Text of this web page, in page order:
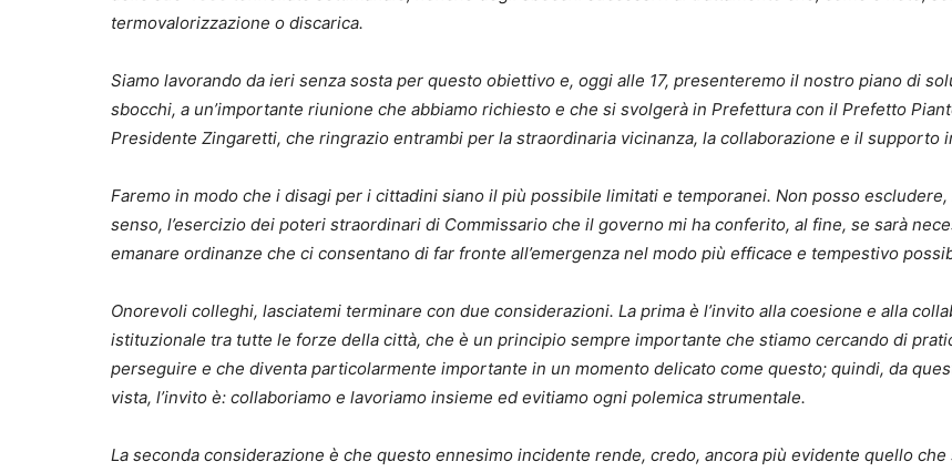
termovalorizzazione o discarica.
Siamo lavorando da ieri senza sosta per questo obiettivo e, oggi alle 17, presenteremo il nostro piano di
sbocchi, a un’importante riunione che abbiamo richiesto e che si svolgerà in Prefettura con il Prefetto
Presidente Zingaretti, che ringrazio entrambi per la straordinaria vicinanza, la collaborazione e il supporto
Faremo in modo che i disagi per i cittadini siano il più possibile limitati e temporanei. Non posso
senso, l’esercizio dei poteri straordinari di Commissario che il governo mi ha conferito, al fine, se sarà
emanare ordinanze che ci consentano di far fronte all’emergenza nel modo più efficace e tempestivo
Onorevoli colleghi, lasciatemi terminare con due considerazioni. La prima è l’invito alla coesione e alla
istituzionale tra tutte le forze della città, che è un principio sempre importante che stiamo cercando di
perseguire e che diventa particolarmente importante in un momento delicato come questo; quindi, da
vista, l’invito è: collaboriamo e lavoriamo insieme ed evitiamo ogni polemica strumentale.
La seconda considerazione è che questo ennesimo incidente rende, credo, ancora più evidente quello che